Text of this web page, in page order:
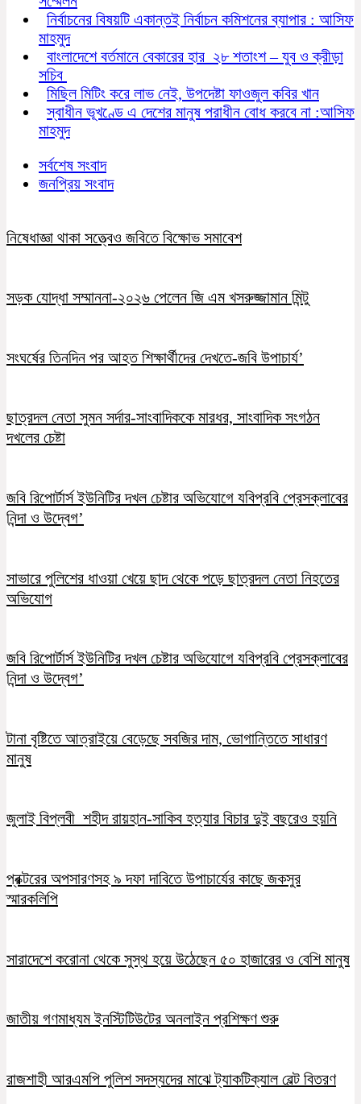
নির্বাচনের বিষয়টি একান্তই নির্বাচন কমিশনের ব্যাপার : আসিফ
মাহমুদ
বাংলাদেশে বর্তমানে বেকারের হার ২৮ শতাংশ – যুব ও ক্রীড়া
সচিব
মিছিল মিটিং করে লাভ নেই, উপদেষ্টা ফাওজুল কবির খান
স্বাধীন ভূখণ্ডে এ দেশের মানুষ পরাধীন বোধ করবে না :আসিফ
মাহমুদ
সর্বশেষ সংবাদ
জনপ্রিয় সংবাদ
নিষেধাজ্ঞা থাকা সত্ত্বেও জবিতে বিক্ষোভ সমাবেশ
সড়ক যোদ্ধা সম্মাননা-২০২৬ পেলেন জি এম খসরুজ্জামান মিন্টু
সংঘর্ষের তিনদিন পর আহত শিক্ষার্থীদের দেখতে-জবি উপাচার্য’
ছাত্রদল নেতা সুমন সর্দার-সাংবাদিককে মারধর, সাংবাদিক সংগঠন
দখলের চেষ্টা
জবি রিপোর্টার্স ইউনিটির দখল চেষ্টার অভিযোগে যবিপ্রবি প্রেসক্লাবের
নিন্দা ও উদ্বেগ’
সাভারে পুলিশের ধাওয়া খেয়ে ছাদ থেকে পড়ে ছাত্রদল নেতা নিহতের
অভিযোগ
জবি রিপোর্টার্স ইউনিটির দখল চেষ্টার অভিযোগে যবিপ্রবি প্রেসক্লাবের
নিন্দা ও উদ্বেগ’
টানা বৃষ্টিতে আত্রাইয়ে বেড়েছে সবজির দাম, ভোগান্তিতে সাধারণ
মানুষ
জুলাই বিপ্লবী শহীদ রায়হান-সাকিব হত্যার বিচার দুই বছরেও হয়নি
প্রক্টরের অপসারণসহ ৯ দফা দাবিতে উপাচার্যের কাছে জকসুর
স্মারকলিপি
সারাদেশে করোনা থেকে সুস্থ হয়ে উঠেছেন ৫০ হাজারের ও বেশি মানুষ
জাতীয় গণমাধ্যম ইনস্টিটিউটের অনলাইন প্রশিক্ষণ শুরু
রাজশাহী আরএমপি পুলিশ সদস্যদের মাঝে ট্যাকটিক্যাল বেল্ট বিতরণ